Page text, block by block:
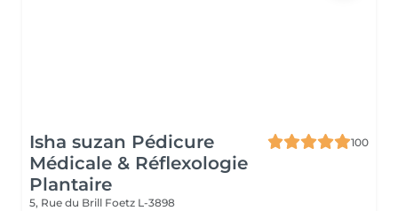
Isha suzan Pédicure
Médicale & Réflexologie
Plantaire
100
5, Rue du Brill Foetz L-3898